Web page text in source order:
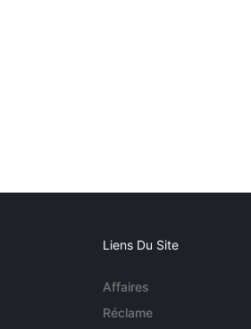
Liens Du Site
Affaires
Réclame